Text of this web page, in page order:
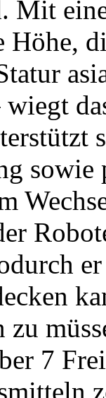
Mit
Höhe,
wiegt
sowie
zu
7